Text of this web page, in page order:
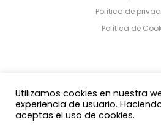
Política de
Política de
Utilizamos cookies en nuestra
experiencia de usuario.
aceptas el uso de cookies.